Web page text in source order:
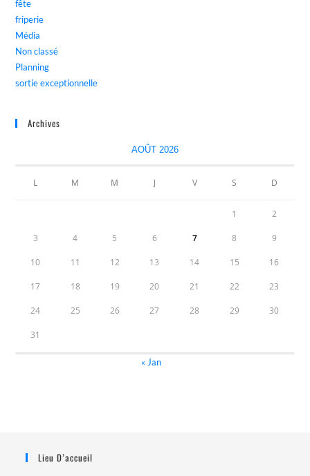
fête
friperie
Média
Non classé
Planning
sortie exceptionnelle
Archives
AOÛT 2026
L M M J V S D
1 2
3 4 5 6 7 8 9
10 11 12 13 14 15 16
17 18 19 20 21 22 23
24 25 26 27 28 29 30
31
« Jan
Lieu D’accueil